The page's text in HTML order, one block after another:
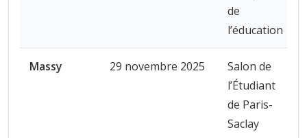
de
l’éducation
Massy 29 novembre 2025
Salon de
l’Étudiant
de Paris-
Saclay